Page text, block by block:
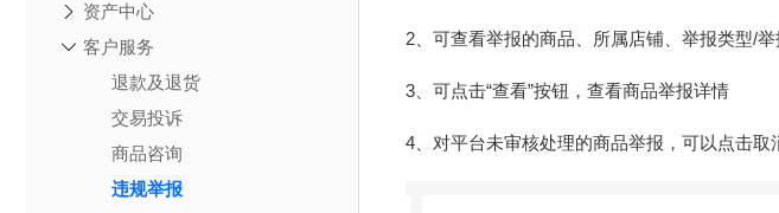
资产中心
客户服务
退款及退货
交易投诉
商品咨询
违规举报
2、可查看举报的商品、所属店铺、举报类型/
3、可点击“查看”按钮，查看商品举报详情
4、对平台未审核处理的商品举报，可以点击取